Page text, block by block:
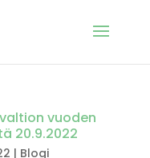
vuoden
20.9.2022
| Blogi